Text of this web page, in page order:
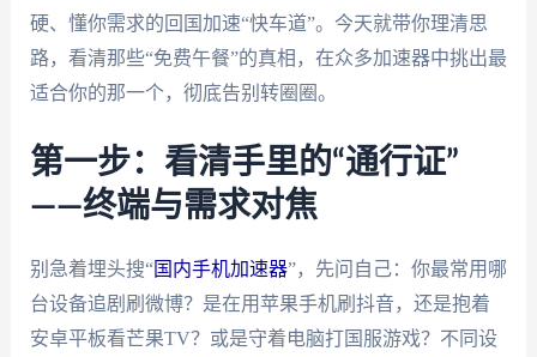
硬、懂你需求的回国加速“快车道”。今天就带你理清思
路，看清那些“免费午餐”的真相，在众多加速器中挑出最
适合你的那一个，彻底告别转圈圈。
第一步：看清手里的“通行证”
——终端与需求对焦
别急着埋头搜“国内手机加速器”，先问自己：你最常用哪
台设备追剧刷微博？是在用苹果手机刷抖音，还是抱着
安卓平板看芒果TV？或是守着电脑打国服游戏？不同设